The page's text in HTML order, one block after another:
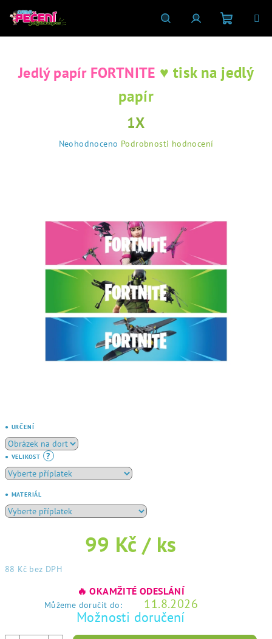
HledatPřihlášeníNákupní
košík
● URČENÍ
● VELIKOST ?
● MATERIÁL
99 Kč / ks
88 Kč bez DPH
🔥 OKAMŽITÉ ODESLÁNÍ
Můžeme doručit do: 11.8.2026
Možnosti doručení
Jedlý papír FORTNITE ♥ tisk na jedlý
papír
1X
Neohodnoceno Podrobnosti hodnocení